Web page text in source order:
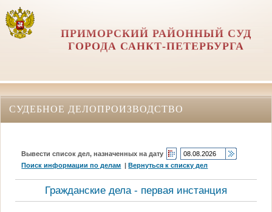
ПРИМОРСКИЙ РАЙОННЫЙ СУД
ГОРОДА САНКТ-ПЕТЕРБУРГА
СУДЕБНОЕ ДЕЛОПРОИЗВОДСТВО
Вывести список дел, назначенных на дату
Поиск информации по делам |Вернуться к списку дел
Гражданские дела - первая инстанция